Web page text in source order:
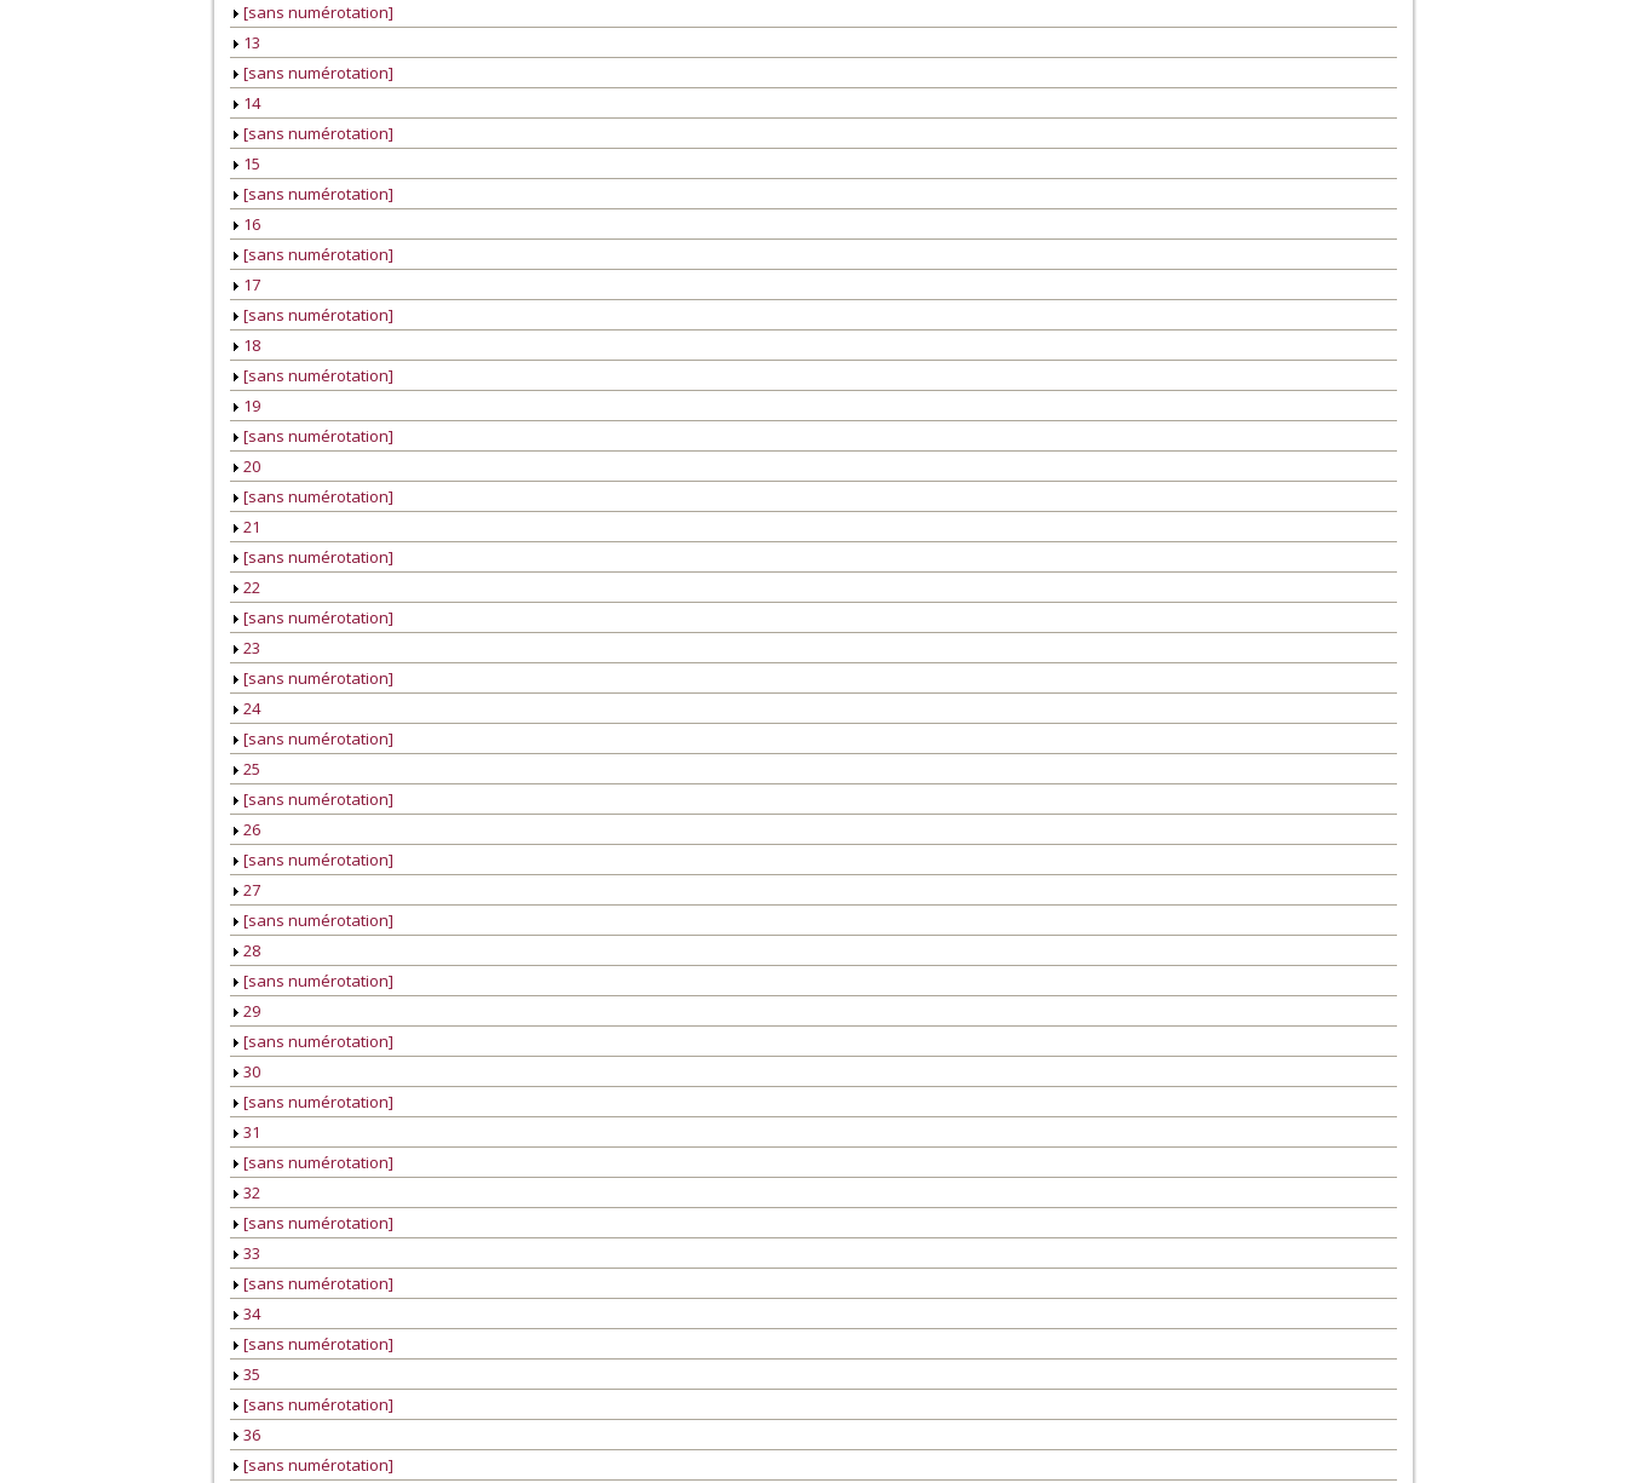
[sans numérotation]
13
[sans numérotation]
14
[sans numérotation]
15
[sans numérotation]
16
[sans numérotation]
17
[sans numérotation]
18
[sans numérotation]
19
[sans numérotation]
20
[sans numérotation]
21
[sans numérotation]
22
[sans numérotation]
23
[sans numérotation]
24
[sans numérotation]
25
[sans numérotation]
26
[sans numérotation]
27
[sans numérotation]
28
[sans numérotation]
29
[sans numérotation]
30
[sans numérotation]
31
[sans numérotation]
32
[sans numérotation]
33
[sans numérotation]
34
[sans numérotation]
35
[sans numérotation]
36
[sans numérotation]